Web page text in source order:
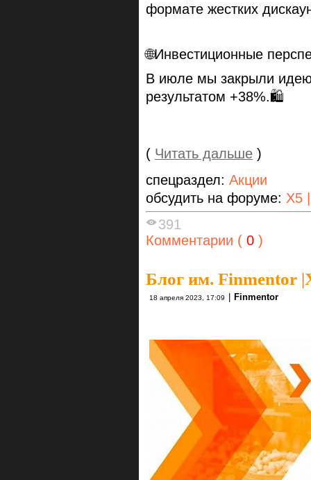
формате жестких
🌐Инвестиционные
В июле мы закрыли
результатом +38%.🛍
( Читать дальше )
спецраздел: Акции
обсудить на форуме: X5
391
Комментарии ( 0 )
Блог им. Finmentor |
18 апреля 2023, 17:09 Finmentor